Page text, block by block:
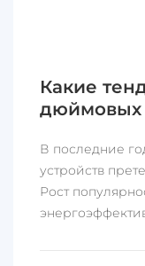
Какие
дюймовых
В последние
устройств
Рост